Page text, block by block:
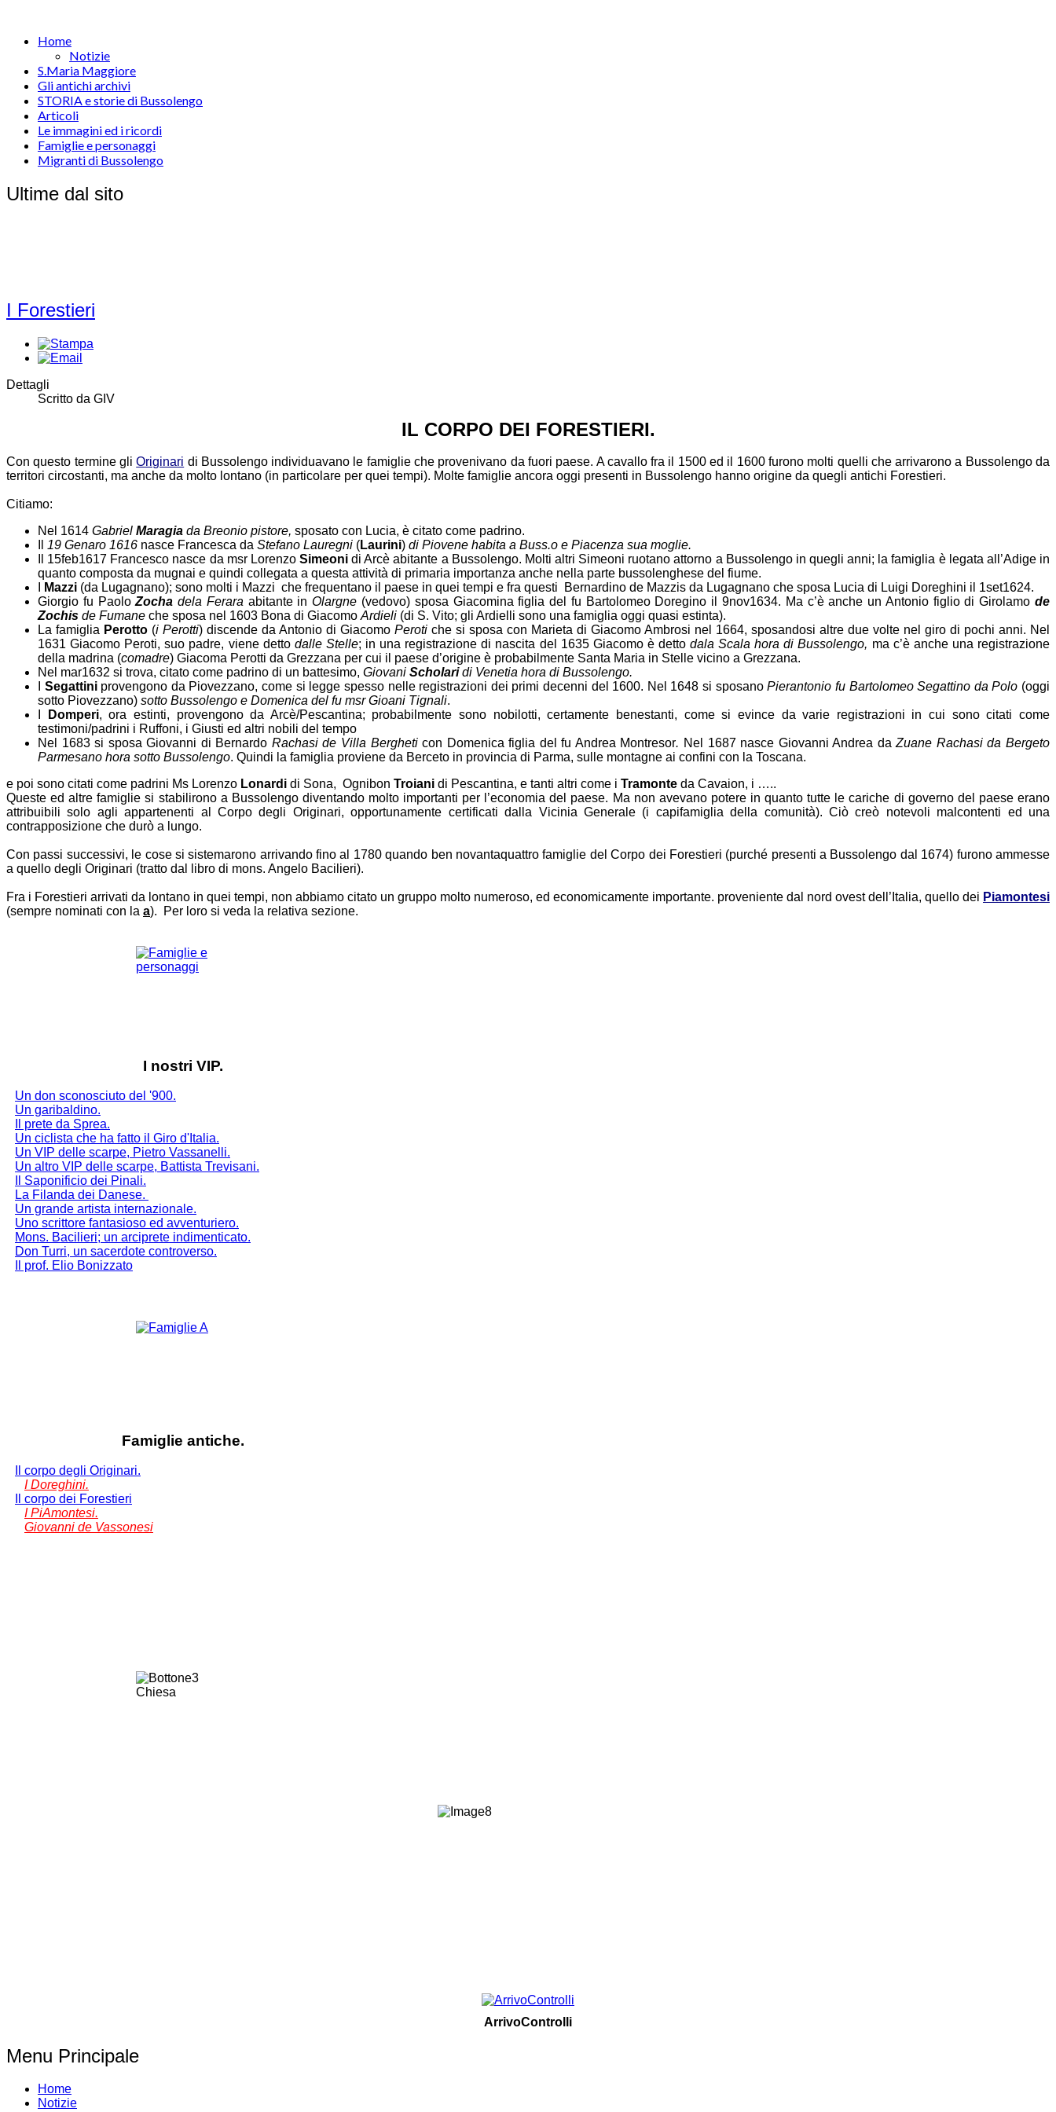
Home
Notizie
S.Maria Maggiore
Gli antichi archivi
STORIA e storie di Bussolengo
Articoli
Le immagini ed i ricordi
Famiglie e personaggi
Migranti di Bussolengo
Ultime dal sito
I Forestieri
Dettagli
Scritto da GIV
IL CORPO DEI FORESTIERI.
Con questo termine gliOriginari di Bussolengo individuavano le famiglie che provenivano da fuori paese. A cavallo fra il 1500 ed il 1600 furono molti quelli che arrivarono a Bussolengo da
territori circostanti, ma anche da molto lontano (in particolare per quei tempi). Molte famiglie ancora oggi presenti in Bussolengo hanno origine da quegli antichi Forestieri.
Citiamo:
Nel 1614 Gabriel Maragia da Breonio pistore, sposato con Lucia, è citato come padrino.
19 Genaro 1616 nasce Francesca da Stefano Lauregni (Laurini) di Piovene habita a Buss.o e Piacenza sua moglie.
Il 15feb1617 Francesco nasce da msr Lorenzo Simeoni di Arcè abitante a Bussolengo. Molti altri Simeoni ruotano attorno a Bussolengo in quegli anni; la famiglia è legata all’Adige in
quanto composta da mugnai e quindi collegata a questa attività di primaria importanza anche nella parte bussolenghese del fiume.
Mazzi (da Lugagnano); sono molti i Mazzi che frequentano il paese in quei tempi e fra questi Bernardino de Mazzis da Lugagnano che sposa Lucia di Luigi Doreghini il 1set1624.
Giorgio fu Paolo Zocha dela Ferara abitante inOlargne (vedovo) sposa Giacomina figlia del fu Bartolomeo Doregino il 9nov1634. Ma c’è anche un Antonio figlio di Girolamo de
Zochis de Fumane che sposa nel 1603 Bona di Giacomo Ardieli (di S. Vito; gli Ardielli sono una famiglia oggi quasi estinta).
La famiglia Perotto (i Perotti) discende da Antonio di Giacomo Peroti che si sposa con Marieta di Giacomo Ambrosi nel 1664, sposandosi altre due volte nel giro di pochi anni. Nel
1631 Giacomo Peroti, suo padre, viene detto dalle Stelle; in una registrazione di nascita del 1635 Giacomo è dettodala Scala hora di Bussolengo, ma c’è anche una registrazione
della madrina (comadre) Giacoma Perotti da Grezzana per cui il paese d’origine è probabilmente Santa Maria in Stelle vicino a Grezzana.
Nel mar1632 si trova, citato come padrino di un battesimo, Giovani Scholaridi Venetia hora di Bussolengo.
Segattiniprovengono da Piovezzano, come si legge spesso nelle registrazioni dei primi decenni del 1600. Nel 1648 si sposanoPierantonio fu Bartolomeo Segattino da Polo (oggi
sotto Piovezzano) sotto Bussolengo e Domenica del fu msr Gioani Tignali.
Domperi, ora estinti, provengono da Arcè/Pescantina; probabilmente sono nobilotti, certamente benestanti, come si evince da varie registrazioni in cui sono citati come
testimoni/padrini i Ruffoni, i Giusti ed altri nobili del tempo
Nel 1683 si sposa Giovanni di Bernardo Rachaside Villa Bergheticon Domenica figlia del fu Andrea Montresor. Nel 1687 nasce Giovanni Andrea daZuane Rachasi da Bergeto
Parmesano hora sotto Bussolengo. Quindi la famiglia proviene da Berceto in provincia di Parma, sulle montagne ai confini con la Toscana.
e poi sono citati come padrini Ms Lorenzo Lonardi di Sona, Ognibon Troiani di Pescantina, e tanti altri come i Tramonte da Cavaion, i …..
Queste ed altre famiglie si stabilirono a Bussolengo diventando molto importanti per l’economia del paese. Ma non avevano potere in quanto tutte le cariche di governo del paese erano
attribuibili solo agli appartenenti al Corpo degli Originari, opportunamente certificati dalla Vicinia Generale (i capifamiglia della comunità). Ciò creò notevoli malcontenti ed una
contrapposizione che durò a lungo.
Con passi successivi, le cose si sistemarono arrivando fino al 1780 quando ben novantaquattro famiglie del Corpo dei Forestieri (purché presenti a Bussolengo dal 1674) furono ammesse
a quello degli Originari (tratto dal libro di mons. Angelo Bacilieri).
Fra i Forestieri arrivati da lontano in quei tempi, non abbiamo citato un gruppo molto numeroso, ed economicamente importante. proveniente dal nord ovest dell’Italia, quello dei Piamontesi
(sempre nominati con la a). Per loro si veda la relativa sezione.
I nostri VIP.
Un don sconosciuto del '900.
Un garibaldino.
Il prete da Sprea.
Un ciclista che ha fatto il Giro d'Italia.
Un VIP delle scarpe, Pietro Vassanelli.
Un altro VIP delle scarpe, Battista Trevisani.
Il Saponificio dei Pinali.
La Filanda dei Danese.
Un grande artista internazionale.
Uno scrittore fantasioso ed avventuriero.
Mons. Bacilieri; un arciprete indimenticato.
Don Turri, un sacerdote controverso.
Il prof. Elio Bonizzato
Famiglie antiche.
Il corpo degli Originari.
I Doreghini.
Il corpo dei Forestieri
I PiAmontesi.
Giovanni de Vassonesi
ArrivoControlli
Menu Principale
Home
Notizie